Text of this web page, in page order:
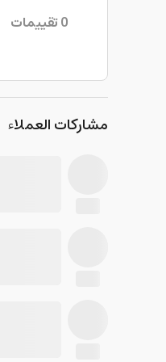
0تقييمات
مشاركات العملاء